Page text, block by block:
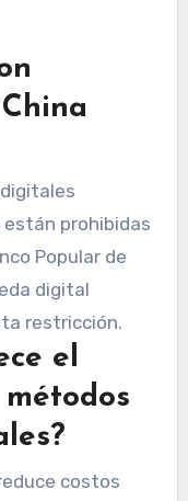
prohibidas
Popular de
digital
restricción.
el
costos